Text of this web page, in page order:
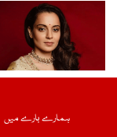
ہمارے بارے میں